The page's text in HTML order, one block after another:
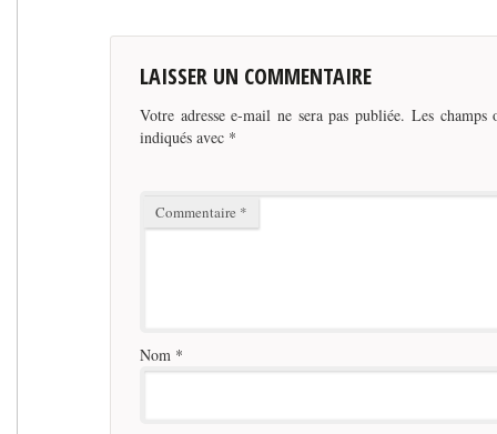
LAISSER UN COMMENTAIRE
Votre adresse e-mail ne sera pas publiée. Les champs
indiqués avec *
Commentaire *
Nom *